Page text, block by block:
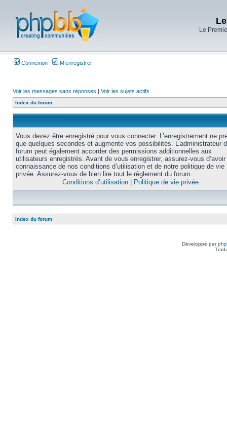
Le
Connexion M’enregistrer
Voir les messages sans réponses | Voir les sujets actifs
Index du forum
Vous devez être enregistré pour vous connecter. L’enregistrement ne
que quelques secondes et augmente vos possibilités. L’administrateur
forum peut également accorder des permissions additionnelles aux
utilisateurs enregistrés. Avant de vous enregistrer, assurez-vous
connaissance de nos conditions d’utilisation et de notre politique de vie
privée. Assurez-vous de bien lire tout le règlement du forum.
Conditions d’utilisation
Politique de vie privée
Index du forum
Développé par